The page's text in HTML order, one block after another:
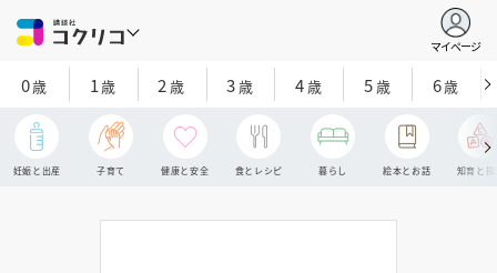
マイページ
0歳 1歳 2 歳 3歳 4歳 5歳 6歳
妊娠と出産 子育て 健康と安全 食とレシピ 暮らし 絵本とお話 知育と探